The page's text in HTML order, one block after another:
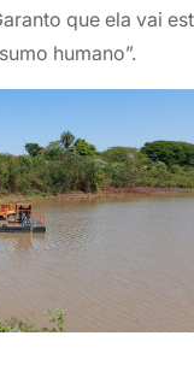
que ela vai
humano”.